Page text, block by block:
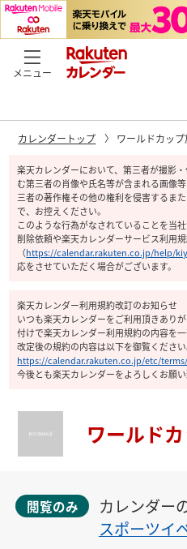
メニュー
カレンダートップ ワールドカッ
楽天カレンダーにおいて、第三者が撮影
む第三者の肖像や氏名等が含まれる画像
三者の著作権その他の権利を侵害するま
で、お控えください。
このような行為がなされていることを当
削除依頼や楽天カレンダーサービス利用
（https://calendar.rakuten.co.jp/help/
応をさせていただく場合がございます。
楽天カレンダー利用規約改訂のお知らせ
いつも楽天カレンダーをご利用頂きあり
付けで楽天カレンダー利用規約の内容を一
改定後の規約の内容は以下を御覧ください
https://calendar.rakuten.co.jp/etc/terms/
今後とも楽天カレンダーをよろしくお願い
ワールド
閲覧のみ
カレンダー
スポーツイ